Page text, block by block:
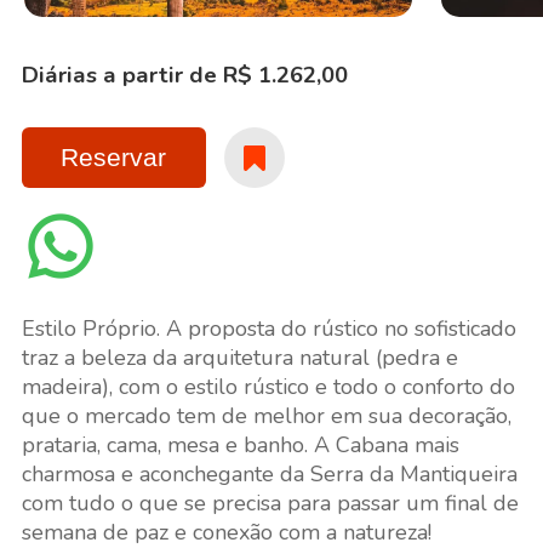
Diárias a partir de R$ 1.262,00
Reservar
Estilo Próprio. A proposta do rústico no sofisticado
traz a beleza da arquitetura natural (pedra e
madeira), com o estilo rústico e todo o conforto do
que o mercado tem de melhor em sua decoração,
prataria, cama, mesa e banho. A Cabana mais
charmosa e aconchegante da Serra da Mantiqueira
com tudo o que se precisa para passar um final de
semana de paz e conexão com a natureza!